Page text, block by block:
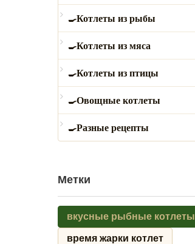
Котлеты из рыбы
Котлеты из мяса
Котлеты из птицы
Овощные котлеты
Разные рецепты
Метки
вкусные рыбные котлеты
время жарки котлет